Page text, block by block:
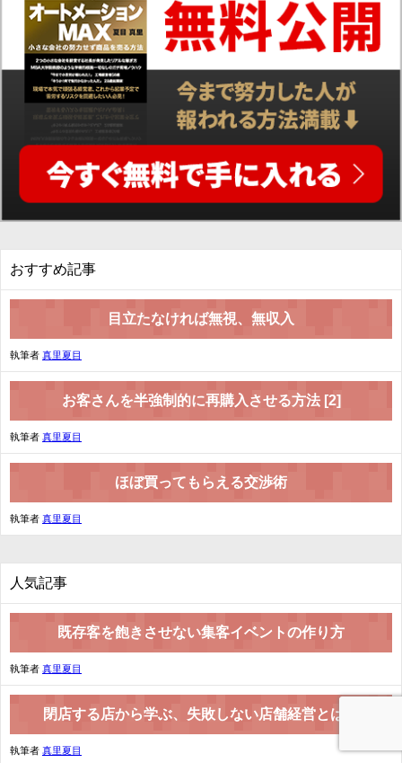
おすすめ記事
目立たなければ無視、無収入
執筆者 真里夏目
お客さんを半強制的に再購入させる方法 [2]
執筆者 真里夏目
ほぼ買ってもらえる交渉術
執筆者 真里夏目
人気記事
既存客を飽きさせない集客イベントの作り方
執筆者 真里夏目
閉店する店から学ぶ、失敗しない店舗経営とは？
執筆者 真里夏目